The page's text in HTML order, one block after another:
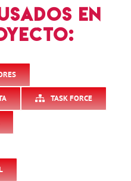
en
TASK FORCE